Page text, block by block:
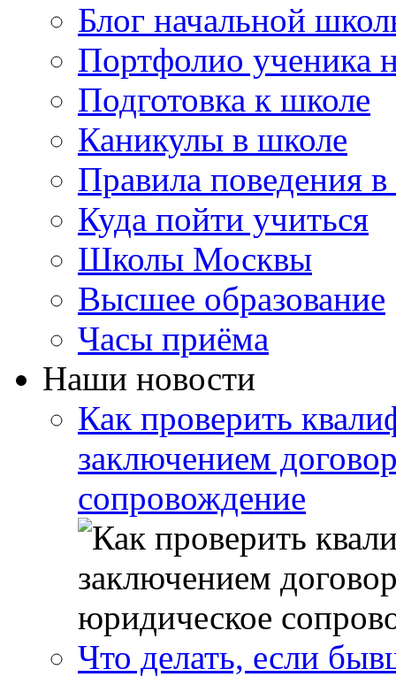
Блог начальной
Портфолио ученика
Подготовка к школе
Каникулы в школе
Правила поведения
Куда пойти учиться
Школы Москвы
Высшее образование
Часы приёма
Наши новости
Как проверить
заключением
сопровождение
Что делать, если